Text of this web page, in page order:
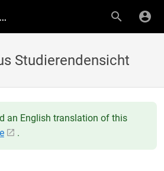
Dynexite (v3.9)
Studierendensicht
an English translation of this
.